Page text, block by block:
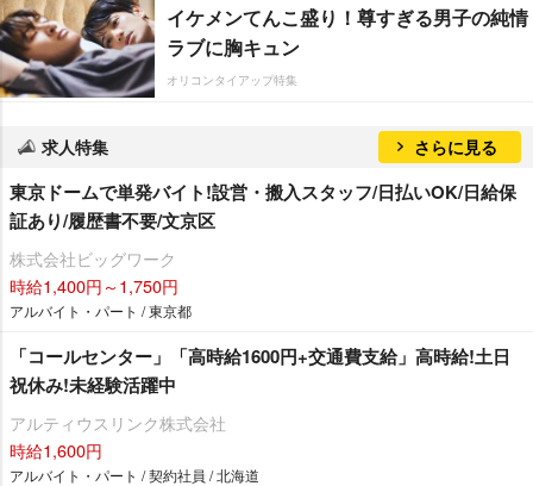
イケメンてんこ盛り！尊すぎる男子の純情
ラブに胸キュン
オリコンタイアップ特集
求人特集 さらに見る
東京ドームで単発バイト!設営・搬入スタッフ/日払いOK/日給保
証あり/履歴書不要/文京区
株式会社ビッグワーク
時給1,400円～1,750円
アルバイト・パート / 東京都
「コールセンター」「高時給1600円+交通費支給」高時給!土日
祝休み!未経験活躍中
アルティウスリンク株式会社
時給1,600円
アルバイト・パート / 契約社員 / 北海道